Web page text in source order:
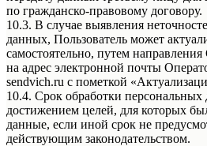
по гражданско-правовому договору.
10.3. В случае выявления
данных, Пользователь может
самостоятельно, путем
на адрес электронной почты
sendvich.ru с пометкой
10.4. Срок обработки персональных
достижением целей, для которых
данные, если иной срок не
действующим законодательством.